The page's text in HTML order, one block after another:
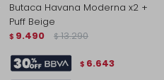
Butaca Havana Moderna x2 +
Puff Beige
$ 9.490 $ 13.290
$ 6.643